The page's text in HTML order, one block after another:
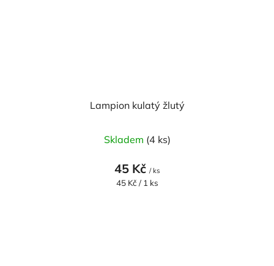
Lampion kulatý žlutý
Skladem (4 ks)
45 Kč / ks
Měrná
45 Kč / 1 ks